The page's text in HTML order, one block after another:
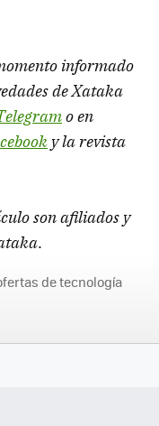
informado
de Xataka
o en
y la revista
son afiliados y
.
de tecnología